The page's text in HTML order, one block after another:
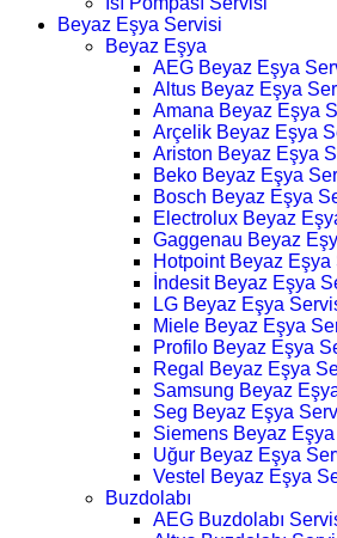
Beyaz Eşya Servisi
Beyaz Eşya
AEG Beyaz Eşya
Altus Beyaz Eşya
Amana Beyaz Eşya
Arçelik Beyaz Eşya
Ariston Beyaz Eşya
Beko Beyaz Eşya
Bosch Beyaz Eşya
Electrolux Beyaz
Gaggenau Beyaz
Hotpoint Beyaz Eşya
İndesit Beyaz Eşya
LG Beyaz Eşya
Miele Beyaz Eşya
Profilo Beyaz Eşya
Regal Beyaz Eşya
Samsung Beyaz
Seg Beyaz Eşya
Siemens Beyaz
Uğur Beyaz Eşya
Vestel Beyaz Eşya
Buzdolabı
AEG Buzdolabı